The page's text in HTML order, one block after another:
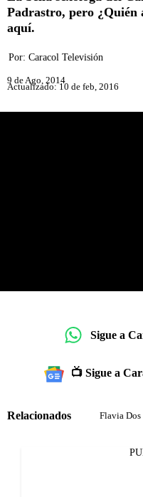
Padrastro, pero ¿Quién
aquí.
Por: Caracol Televisión
9 de Ago, 2014
Actualizado: 10 de feb, 2016
Sigue a
📺 Sigue a
Relacionados Flavia Dos